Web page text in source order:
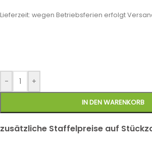
Lieferzeit: wegen Betriebsferien erfolgt Versand
- +
IN DEN WARENKORB
zusätzliche Staffelpreise auf